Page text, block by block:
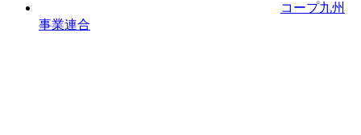
コープ九州
事業連合